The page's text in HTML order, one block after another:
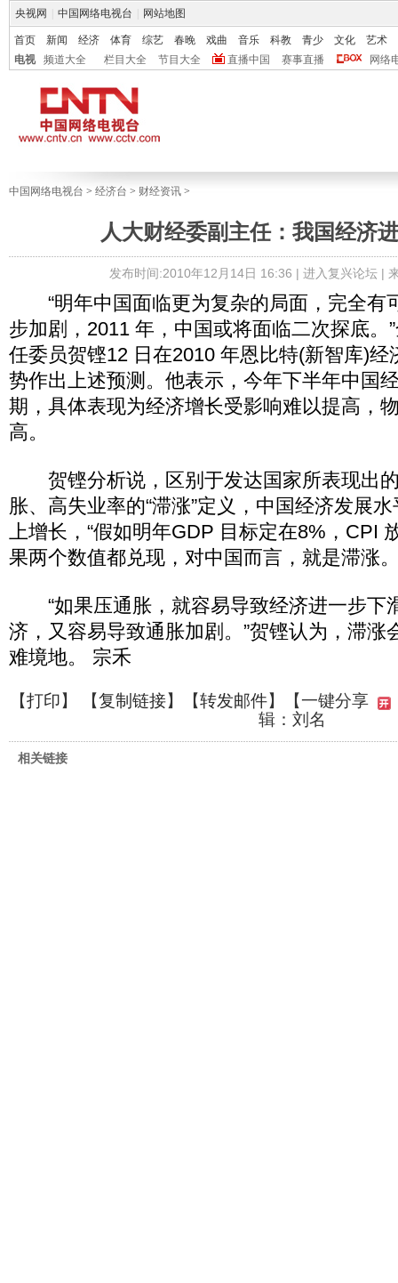
央视网 中国网络电视台 网站地图
首页 新闻 经济 体育 综艺 春晚 戏曲 音乐 科教 青少 文化
艺术
电视
频道大全 栏目大全 节目大全 直播中国 赛事直播 网络
中国网络电视台 > 经济台 > 财经资讯 >
人大财经委副主任：我国经济
发布时间:2010年12月14日 16:36 | 进入复兴论坛|
“明年中国面临更为复杂的局面，完全有
步加剧，2011 年，中国或将面临二次探底。
任委员贺铿12 日在2010 年恩比特(新智库)经
势作出上述预测。他表示，今年下半年中国
期，具体表现为经济增长受影响难以提高，
高。
贺铿分析说，区别于发达国家所表现出
胀、高失业率的“滞涨”定义，中国经济发展
上增长，“假如明年GDP 目标定在8%，CPI
果两个数值都兑现，对中国而言，就是滞涨
“如果压通胀，就容易导致经济进一步下
济，又容易导致通胀加剧。”贺铿认为，滞涨
难境地。 宗禾
【打印】 【复制链接】【转发邮件】
【一键分享
辑：刘名
相关链接